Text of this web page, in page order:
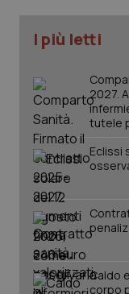
I più letti
2027.
tutele
Eclissi
Caldo
corpo